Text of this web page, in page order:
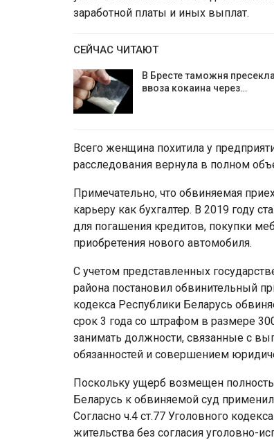
заработной платы и иных выплат.
СЕЙЧАС ЧИТАЮТ
В Бресте таможня
ввоза кокаина через…
Всего женщина похитила у
расследования вернула в полном
Примечательно, что обвиняемая
карьеру как бухгалтер. В 2019 году
для погашения кредитов, покупки
приобретения нового автомобиля.
С учетом представленных
района постановил обвинительный
кодекса Республики Беларусь
срок 3 года со штрафом в размере
занимать должности, связанные с
обязанностей и совершением
Поскольку ущерб возмещен
Беларусь к обвиняемой суд применил
Согласно ч.4 ст.77 Уголовного
жительства без согласия уголовно-